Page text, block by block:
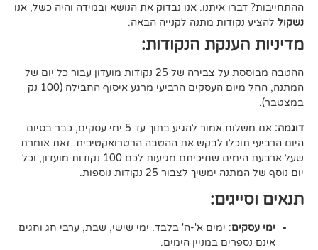
איתנו. אנו נבדוק את הנושא ובמידה והיה כשל, אנו
מתנה לקנייה הבאה.
הנקודות:
ההטבה מבוססת על צבירה של 25 נקודות מועדון עבור כל יום של
המתנה, החל מיום העסקים הרביעי מרגע איסוף החבילה (100 נק
אם משלוח אמור להגיע בתוך עד 5 ימי עסקים, כבר בסיום
לבקש את ההטבה הרטרואקטיבית. זאת אומרת
שעל ארבעת הימים שחיכיתם מגיעות לכם 100 נקודות מועדון, וכל
לצבור 25 נקודות נוספות.
: ימים א'-ה' בלבד. ימי שישי, שבת, ערבי חג וחגים
במניין הימים.